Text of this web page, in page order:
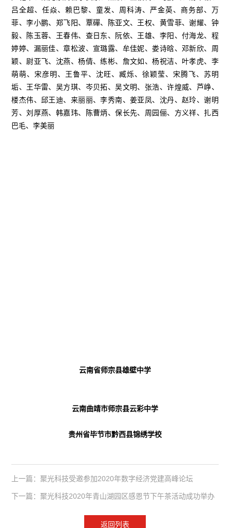
吕全超、任焱、赖巴黎、童发、周科涛、严金英、商务部、万
菲、李小鹏、郑飞阳、覃磾、陈亚文、王权、黄雪菲、谢耀、钟
毅、陈玉蓉、王春伟、查日东、阮依、王雄、李阳、付海龙、程
婷婷、漏丽佳、章松波、宣璐露、牟佳妮、娄诗晗、邓新欣、周
颖、尉亚飞、沈燕、杨倩、练彬、詹文如、杨祝洁、叶孝虎、李
萌萌、宋彦明、王鲁平、沈旺、臧烁、徐颖莹、宋腾飞、苏明
垢、王华雷、吴方琪、岑贝拓、吴文明、张浩、许煌威、芦峥、
楼杰伟、邱王迪、来丽丽、李秀南、姜亚凤、沈丹、赵玲、谢明
芳、刘厚燕、韩嘉玮、陈曹炳、保长先、周园俪、方义祥、扎西
巴毛、李美丽
云南省师宗县雄壁中学
云南曲靖市师宗县云彩中学
贵州省毕节市黔西县锦绣学校
上一篇：聚光科技受邀参加2020年数字经济党建高峰论坛
下一篇：聚光科技2020年青山湖园区感恩节下午茶活动成功举办
返回列表